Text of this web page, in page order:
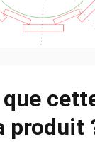
que
produit